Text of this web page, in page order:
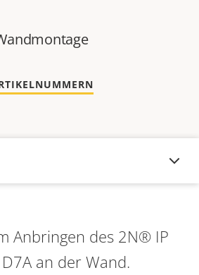
Anbringen des 2N® IP
an der Wand.